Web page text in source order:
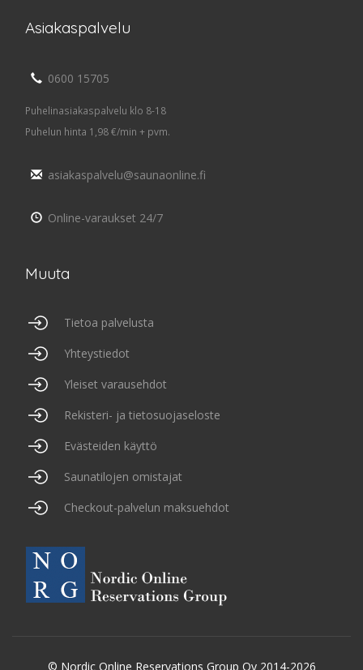
Asiakaspalvelu
0600 15705
Puhelinasiakaspalvelu klo 8-18
Puhelun hinta 1,98 €/min + pvm.
asiakaspalvelu@saunaonline.fi
Online-varaukset 24/7
Muuta
Tietoa palvelusta
Yhteystiedot
Yleiset varausehdot
Rekisteri- ja tietosuojaseloste
Evästeiden käyttö
Saunatilojen omistajat
Checkout-palvelun maksuehdot
© Nordic Online Reservations Group Oy 2014-2026